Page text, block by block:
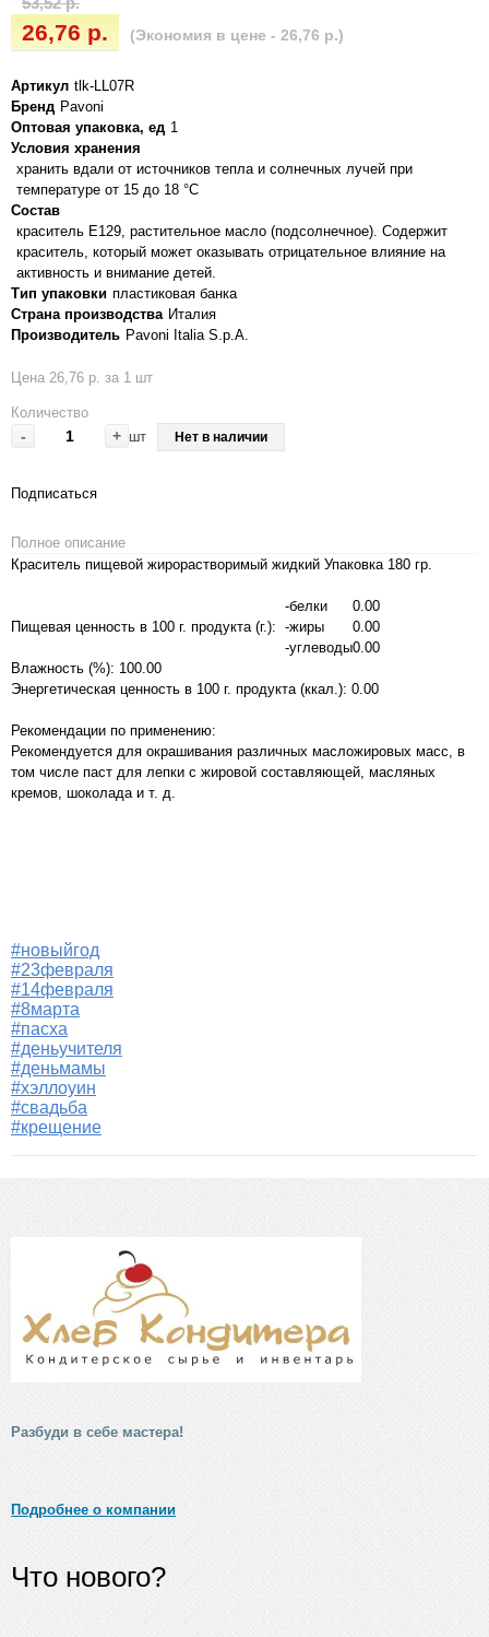
26,76 р. (Экономия в цене - 26,76 р.)
Артикул tlk-LL07R
Бренд Pavoni
Оптовая упаковка, ед 1
Условия хранения
хранить вдали от источников тепла и солнечных лучей при
температуре от 15 до 18 °C
Состав
краситель Е129, растительное масло (подсолнечное). Содержит
краситель, который может оказывать отрицательное влияние на
активность и внимание детей.
Тип упаковки пластиковая банка
Страна производства Италия
Производитель Pavoni Italia S.p.A.
Цена 26,76 р. за 1 шт
Количество
- + шт Нет в наличии
Подписаться
Полное описание
Краситель пищевой жирорастворимый жидкий Упаковка 180 гр.
Пищевая ценность в 100 г. продукта (г.):
-белки
0.00
-жиры
0.00
-углеводы0.00
Влажность (%): 100.00
Энергетическая ценность в 100 г. продукта (ккал.): 0.00
Рекомендации по применению:
Рекомендуется для окрашивания различных масложировых масс, в
том числе паст для лепки с жировой составляющей, масляных
кремов, шоколада и т. д.
#новыйгод
#23февраля
#14февраля
#8марта
#пасха
#деньучителя
#деньмамы
#хэллоуин
#свадьба
#крещение
Разбуди в себе мастера!
Подробнее о компании
Что нового?